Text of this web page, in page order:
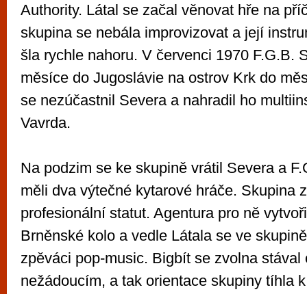
Authority. Látal se začal věnovat hře na
skupina se nebála improvizovat a její
šla rychle nahoru. V červenci 1970 F.G.B.
měsíce do Jugoslávie na ostrov Krk do
se nezúčastnil Severa a nahradil ho
Vavrda.
Na podzim se ke skupině vrátil Severa a
měli dva výtečné kytarové hráče. Skupina
profesionální statut. Agentura pro ně
Brněnské kolo a vedle Látala se ve
zpěváci pop-music. Bigbít se zvolna stával
nežádoucím, a tak orientace skupiny tíhla